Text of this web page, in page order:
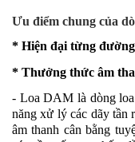
Ưu điểm chung của
* Hiện đại từng
* Thưởng thức âm
- Loa DAM là dòng loa
năng xử lý các dãy tần
âm thanh cân bằng